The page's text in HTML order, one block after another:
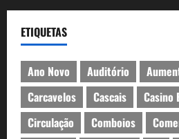
ETIQUETAS
Ano Novo Auditório
Carcavelos
Cascais Casino
Circulação
Comboios